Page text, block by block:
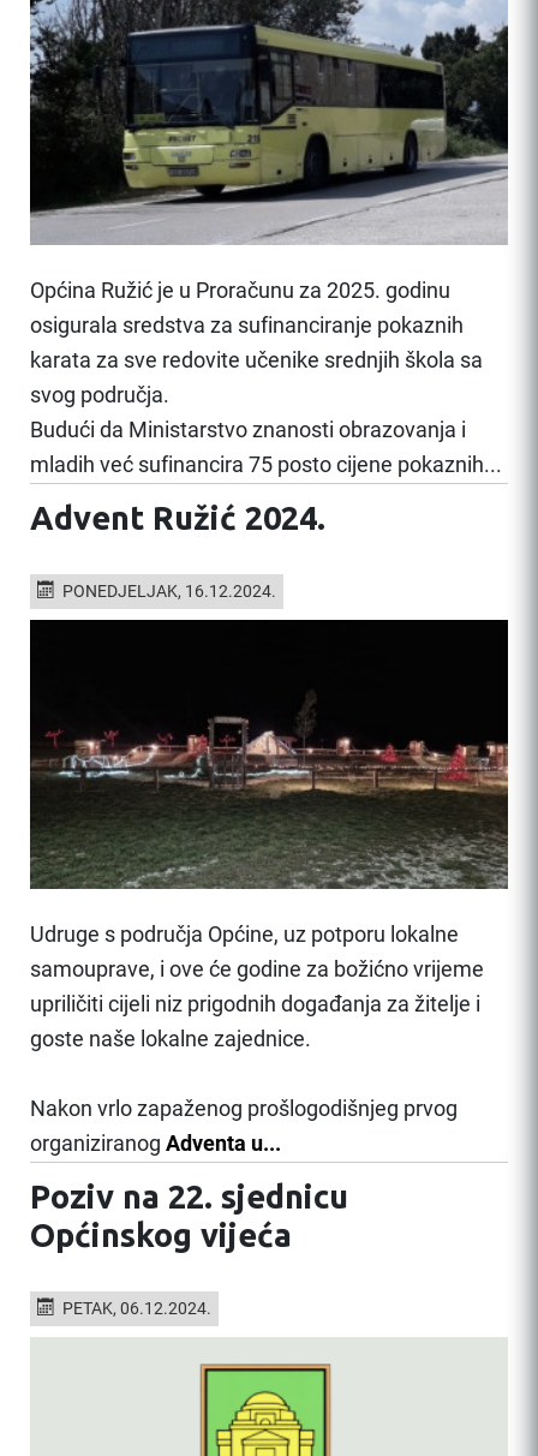
Općina Ružić je u Proračunu za 2025. godinu
osigurala sredstva za sufinanciranje pokaznih
karata za sve redovite učenike srednjih škola sa
svog područja.
Budući da Ministarstvo znanosti obrazovanja i
mladih već sufinancira 75 posto cijene pokaznih...
Advent Ružić 2024.
PONEDJELJAK, 16.12.2024.
Udruge s područja Općine, uz potporu lokalne
samouprave, i ove će godine za božićno vrijeme
upriličiti cijeli niz prigodnih događanja za žitelje i
goste naše lokalne zajednice.
Nakon vrlo zapaženog prošlogodišnjeg prvog
organiziranog Adventa u...
Poziv na 22. sjednicu
Općinskog vijeća
PETAK, 06.12.2024.